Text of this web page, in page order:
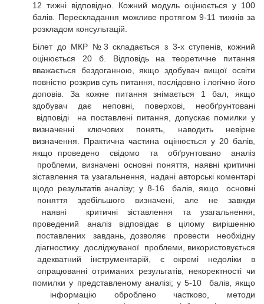
12 тижні відповідно. Кожний модуль оцінюється у 100
балів. Перескладання можливе протягом 9-11 тижнів за
розкладом консультацій.
Білет до МКР №3 складається з 3-х ступенів, кожний
оцінюється 20 б. Відповідь на теоретичне питання
вважається бездоганною, якщо здобувач вищої освіти
повністю розкрив суть питання, послідовно і логічно його
доповів. За кожне питання знімається 1 бал, якщо
здобувач дає неповні, поверхові, необґрунтовані
відповіді на поставлені питання, допускає помилки у
визначенні ключових понять, наводить невірне
визначення. Практична частина оцінюється у 20 балів,
якщо проведено свідомо та обґрунтовано аналіз
проблеми, визначені основні поняття, наявні критичні
зіставлення та узагальнення, надані авторські коментарі
щодо результатів аналізу; у 8-16 балів, якщо основні
поняття здебільшого визначені, але не завжди
наявні критичні зіставлення та узагальнення,
проведений аналіз відповідає в цілому вирішенню
поставлених завдань, дозволяє провести необхідну
діагностику досліджуваної проблеми, використовується
адекватний інструментарій, є окремі недоліки в
опрацюванні отриманих результатів, некоректності чи
помилки у представленому аналізі; у 5-10 балів, якщо
інформацію оброблено частково, методи